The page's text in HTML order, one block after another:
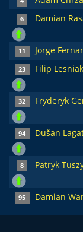
6 Damian
11 Jorge
23 Filip Lesniak
32 Fryderyk
94 Dušan
8 Patryk
95 Damian